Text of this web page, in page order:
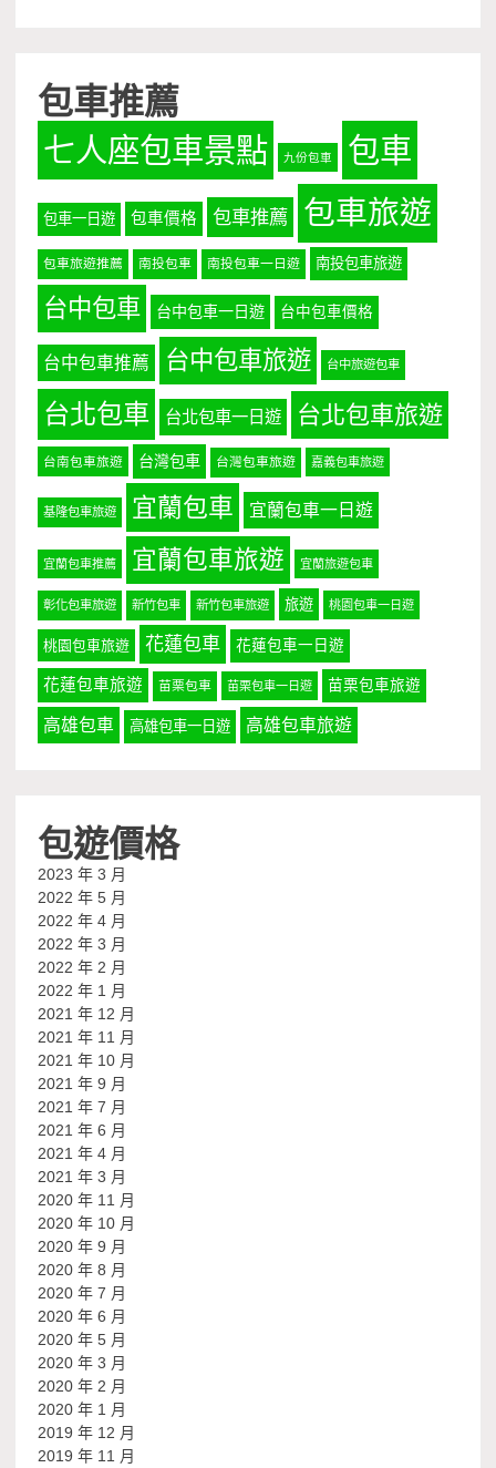
包車推薦
七人座包車景點 九份包車 包車
包車一日遊 包車價格 包車推薦 包車旅遊
包車旅遊推薦 南投包車 南投包車一日遊 南投包車旅遊
台中包車 台中包車一日遊 台中包車價格
台中包車推薦 台中包車旅遊 台中旅遊包車
台北包車 台北包車一日遊 台北包車旅遊
台南包車旅遊 台灣包車 台灣包車旅遊 嘉義包車旅遊
基隆包車旅遊 宜蘭包車 宜蘭包車一日遊
宜蘭包車推薦 宜蘭包車旅遊 宜蘭旅遊包車
彰化包車旅遊 新竹包車 新竹包車旅遊 旅遊 桃園包車一日遊
桃園包車旅遊 花蓮包車 花蓮包車一日遊
花蓮包車旅遊 苗栗包車 苗栗包車一日遊 苗栗包車旅遊
高雄包車 高雄包車一日遊 高雄包車旅遊
包遊價格
2023 年 3 月
2022 年 5 月
2022 年 4 月
2022 年 3 月
2022 年 2 月
2022 年 1 月
2021 年 12 月
2021 年 11 月
2021 年 10 月
2021 年 9 月
2021 年 7 月
2021 年 6 月
2021 年 4 月
2021 年 3 月
2020 年 11 月
2020 年 10 月
2020 年 9 月
2020 年 8 月
2020 年 7 月
2020 年 6 月
2020 年 5 月
2020 年 3 月
2020 年 2 月
2020 年 1 月
2019 年 12 月
2019 年 11 月